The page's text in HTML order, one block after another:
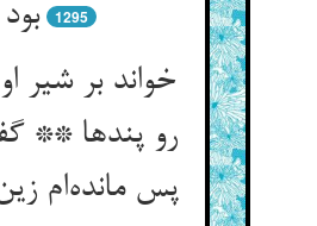
بود
1295
خواند بر شیر
رو پندها **
پس مانده‌‌ام